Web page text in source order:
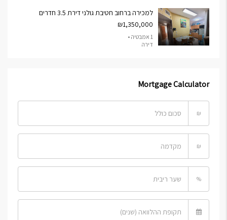
למכירה ברחוב חטיבת גולני דירת 3.5 חדרים
₪1,350,000
1 אמבטיה •
דירה
Mortgage Calculator
₪
₪
%